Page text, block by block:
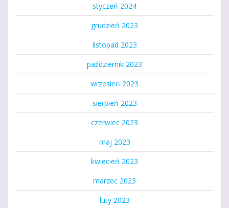
styczeń 2024
grudzień 2023
listopad 2023
październik 2023
wrzesień 2023
sierpień 2023
czerwiec 2023
maj 2023
kwiecień 2023
marzec 2023
luty 2023